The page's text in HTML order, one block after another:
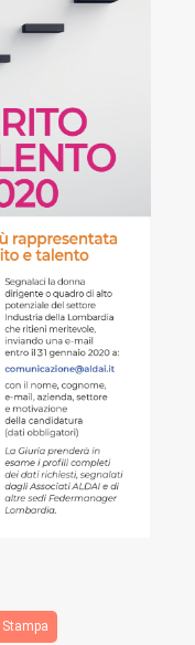
Stampa